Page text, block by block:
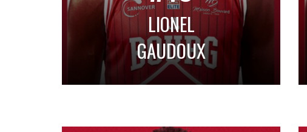
LIONEL
GAUDOUX